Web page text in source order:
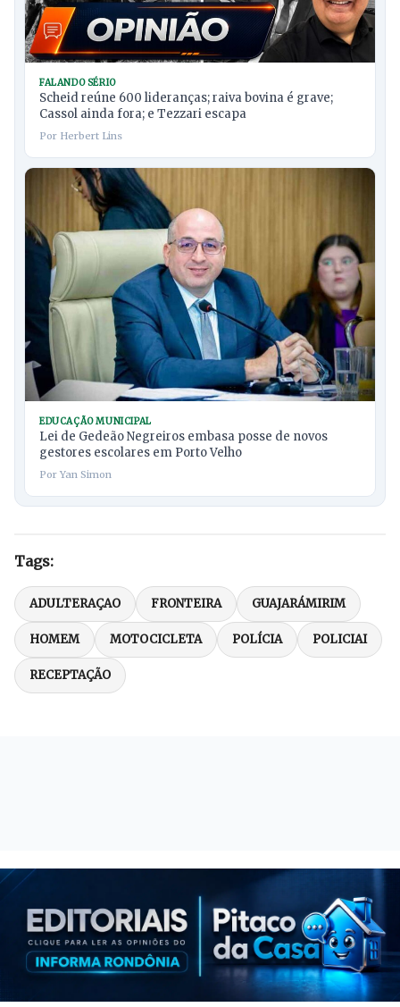
FALANDO SÉRIO
Scheid reúne 600 lideranças; raiva bovina é grave;
Cassol ainda fora; e Tezzari escapa
Por Herbert Lins
EDUCAÇÃO MUNICIPAL
Lei de Gedeão Negreiros embasa posse de novos
gestores escolares em Porto Velho
Por Yan Simon
Tags:
ADULTERAÇAO FRONTEIRA GUAJARÁMIRIM
HOMEM MOTOCICLETA POLÍCIA POLICIAI
RECEPTAÇÃO